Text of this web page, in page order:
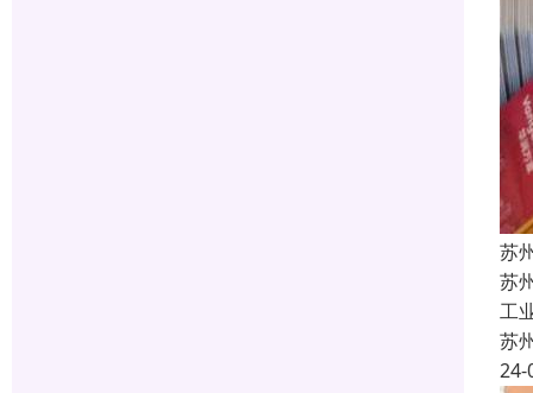
苏
苏
工
苏
24-